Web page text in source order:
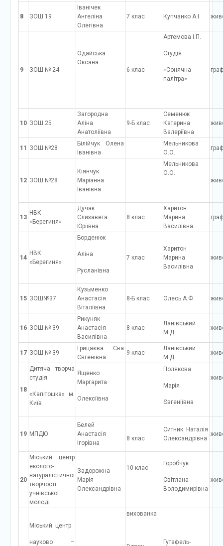
8 ЗОШ 19
Іванічек
Ангеліна
Олегівна
7 клас Купчанко А.І.
9 ЗОШ № 24
Одайська
Оксана
6 клас
Артемова І.П.
Студія
«Сонячна
палітра»
10 ЗОШ 25
Загородна
Аліна
Анатоліївна
9-Б клас
Семенюк
Катерина
Валеріївна
11 ЗОШ №28
Білійчук Олена
Іванівна
Мельникова
О.О.
12 ЗОШ №28
Кіянчук
Маріанна
Іванівна
Мельникова
О.О.
13
НВК
«Берегиня»
Дучак
Єлизавета
Юріївна
8 клас
Харитон
Марина
Василівна
14
НВК
«Берегиня»
Борденюк
Аліна
Русланівна
7 клас
Харитон
Марина
Василівна
15 ЗОШ№37
Кузьменко
Анастасія
Віталіївна
8-Б клас Олесь А.Ф.
16 ЗОШ № 39
Рикуняк
Анастасія
Василівна
8 клас
Ланівський
М.Д.
17 ЗОШ № 39
Грицаєва Єва
Євгенівна
9 клас
Ланівський
М.Д.
18
Дитяча творча
студія
«Капітошка» м.
Київ
Ященко
Маргарита
Олексіївна
Полякова
Марія
Євгеніївна
19 МПДЮ
Белей
Анастасія
Ігорівна
8 клас
Ситник Наталія
Олександрівна
20
Міський центр
еколого-
натуралістичної
творчості
учнівської
молоді
Задорожна
Марія
Олександрівна
10 клас
Горобчук
Світлана
Володимирівна
Міський центр
науково –
вихованка
Гутафель-